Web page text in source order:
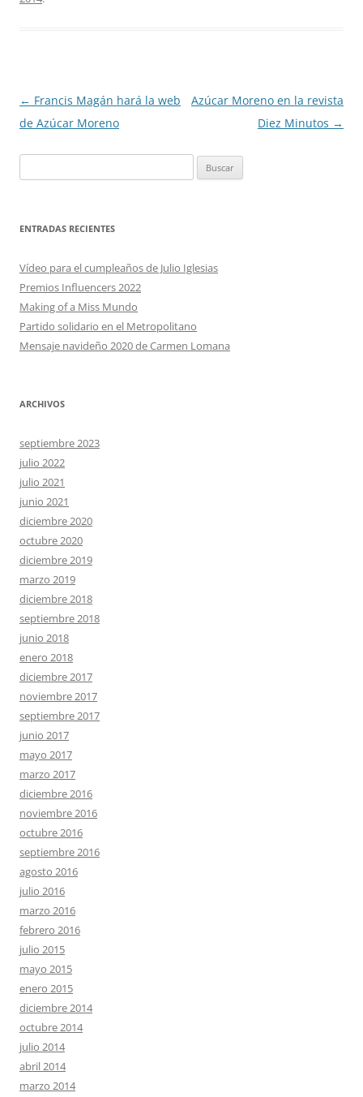
Navegación
de
← Francis Magán hará la web
de Azúcar Moreno
Azúcar Moreno en la revista
Diez Minutos →
ENTRADAS RECIENTES
Vídeo para el cumpleaños de Julio Iglesias
Premios Influencers 2022
Making of a Miss Mundo
Partido solidario en el Metropolitano
Mensaje navideño 2020 de Carmen Lomana
ARCHIVOS
septiembre 2023
julio 2022
julio 2021
junio 2021
diciembre 2020
octubre 2020
diciembre 2019
marzo 2019
diciembre 2018
septiembre 2018
junio 2018
enero 2018
diciembre 2017
noviembre 2017
septiembre 2017
junio 2017
mayo 2017
marzo 2017
diciembre 2016
noviembre 2016
octubre 2016
septiembre 2016
agosto 2016
julio 2016
marzo 2016
febrero 2016
julio 2015
mayo 2015
enero 2015
diciembre 2014
octubre 2014
julio 2014
abril 2014
marzo 2014